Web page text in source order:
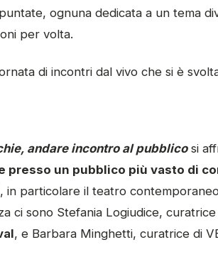
ognuna dedicata a un tema
per volta.
di incontri dal vivo che si è
andare incontro al pubblicosi
presso un pubblico più vasto di
, in particolare il teatro
ci sono Stefania Logiudice, curatrice
, e Barbara Minghetti, curatrice di